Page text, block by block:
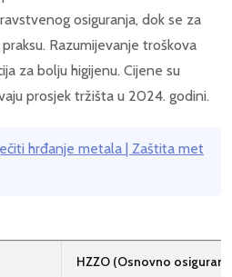
osiguranja, dok se za
Razumijevanje troškova
za bolju higijenu. Cijene su
prosjek tržišta u 2024. godini.
hrđanje metala | Zaštita met
HZZO (Osnovno